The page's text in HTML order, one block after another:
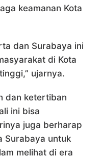
keamanan Kota
dan Surabaya ini
di Kota
ujarnya.
dan ketertiban
ini bisa
juga berharap
Surabaya untuk
melihat di era